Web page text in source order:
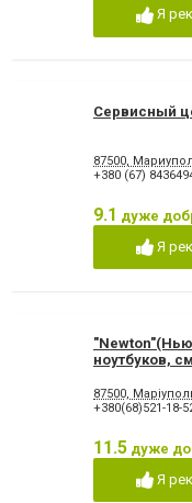
Я
Сервисный
87500,
+380 (67)
9.1 дуже
Я
ноутбуков,
87500,
+380(68)521-18-
11.5 дуже
Я